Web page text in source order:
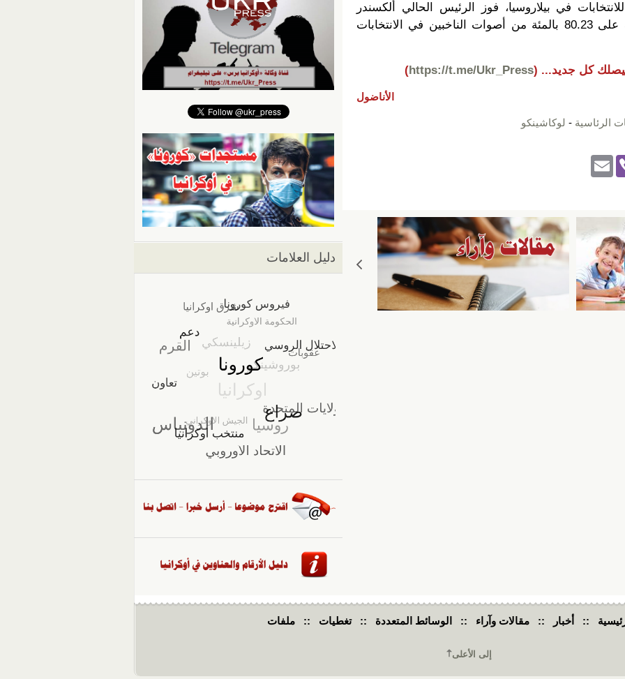
في بيلاروسيا، فوز الرئيس الحالي ألكسندر
لوكاشينكو، بولاية جديدة، بحصوله على 80.23 بالمئة من أصوات الناخبين في الانتخابات
كل جديد... (
https://t.me/Ukr_Press
)
الأناضول
الرئاسية - لوكاشينكو
Vi
دليل العلامات
:: أخبار :: مقالات وآراء :: الوسائط المتعددة :: تغطيات :: ملفات
إلى الأعلى